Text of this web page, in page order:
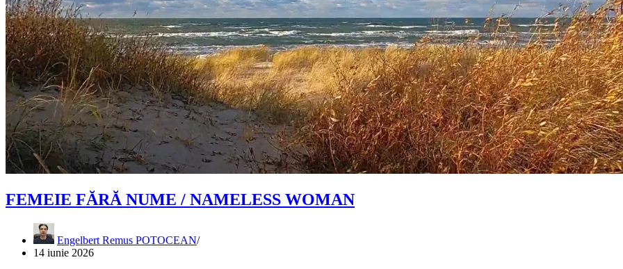
FEMEIE FĂRĂ NUME / NAMELESS WOMAN
Engelbert Remus POTOCEAN
14 iunie 2026